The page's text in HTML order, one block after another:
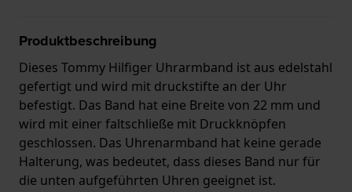
Produktbeschreibung
Dieses Tommy Hilfiger Uhrarmband ist aus edelstahl
gefertigt und wird mit druckstifte an der Uhr
befestigt. Das Band hat eine Breite von 22 mm und
wird mit einer faltschließe mit Druckknöpfen
geschlossen. Das Uhrenarmband hat keine gerade
Halterung, was bedeutet, dass dieses Band nur für
die unten aufgeführten Uhren geeignet ist.